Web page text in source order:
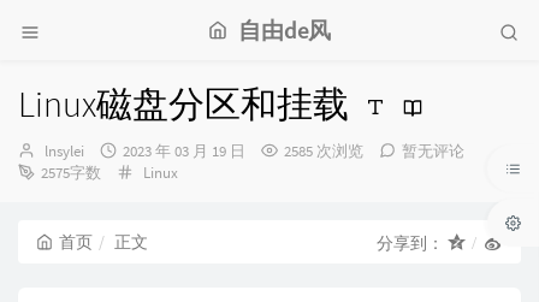
自由de风
Linux磁盘分区和挂载
博
主：
lnsylei
发
布
2023 年 03 月 19 日 2585 次浏览
暂无评论
2575字数
分
Linux
首页 正文 分享到：